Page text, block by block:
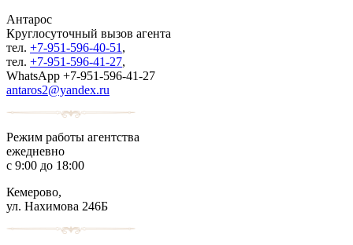
Антарос
Круглосуточный вызов агента
тел. +7-951-596-40-51 ,
тел. +7-951-596-41-27,
WhatsApp +7-951-596-41-27
antaros2@yandex.ru
Режим работы агентства
ежедневно
с 9:00 до 18:00
Кемерово,
ул. Нахимова 246Б